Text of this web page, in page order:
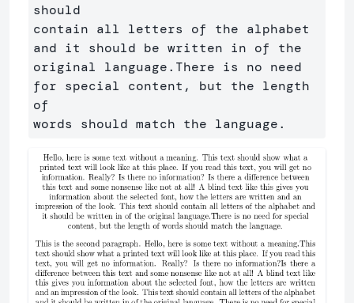
should
contain all letters of the alphabet
and it should be written in of the
original language.There is no need
for special content, but the length
of